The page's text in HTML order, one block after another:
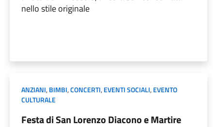
nello stile originale
ANZIANI,BIMBI,CONCERTI,EVENTI SOCIALI,EVENTO
CULTURALE
Festa di San Lorenzo Diacono e Martire